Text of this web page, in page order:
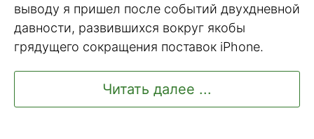
выводу я пришел после событий двухдневной
давности, развившихся вокруг якобы
грядущего сокращения поставок iPhone.
Читать далее ...